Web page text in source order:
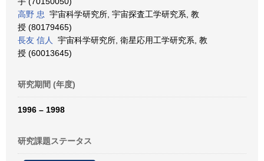
高野 忠 宇宙科学研究所, 宇宙探査工学研究系, 教
授 (80179465)
長友 信人
宇宙科学研究所, 衛星応用工学研究系, 教
授 (60013645)
研究期間 (年度)
1996 – 1998
研究課題ステータス